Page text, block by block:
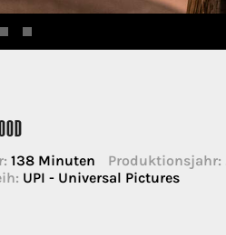
138 Minuten Produktionsjahr:
UPI - Universal Pictures